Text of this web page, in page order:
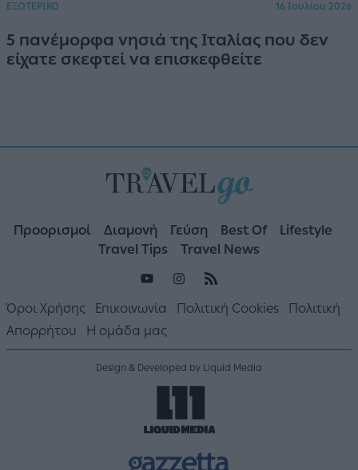
ΕΞΩΤΕΡΙΚΟ 16 Ιουλίου 2026
5 πανέμορφα νησιά της Ιταλίας που δεν
είχατε σκεφτεί να επισκεφθείτε
Προορισμοί Διαμονή Γεύση Best Of
Lifestyle
Travel Tips
Travel News
Όροι Χρήσης Επικοινωνία Πολιτική Cookies
Πολιτική
Απορρήτου
Η ομάδα μας
Design & Developed by Liquid Media